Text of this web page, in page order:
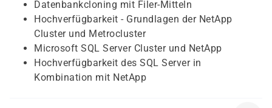
Datenbankcloning mit Filer-Mitteln
Hochverfügbarkeit - Grundlagen der NetApp
Cluster und Metrocluster
Microsoft SQL Server Cluster und NetApp
Hochverfügbarkeit des SQL Server in
Kombination mit NetApp